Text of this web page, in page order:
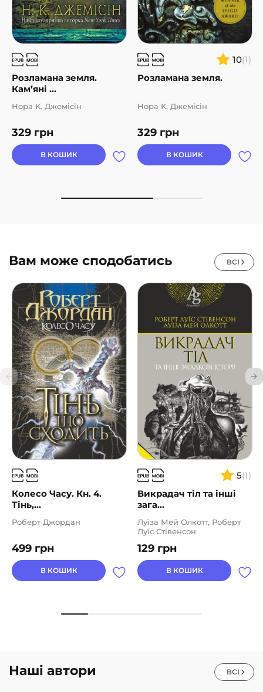
Розламана земля.
Кам’яні ...
329 грн
Нора K. Джемісін
В КОШИК
10(1)
Розламана земля.
329 грн
Нора K. Джемісін
В КОШИК
Вам може сподобатись ВСІ
Колесо Часу. Кн. 4.
Тінь,...
499 грн
Роберт Джордан
В КОШИК
5(1)
Викрадач тіл та інші
зага...
129 грн
Луїза Мей Олкотт, Роберт
Луїс Стівенсон
В КОШИК
Наші автори ВСІ